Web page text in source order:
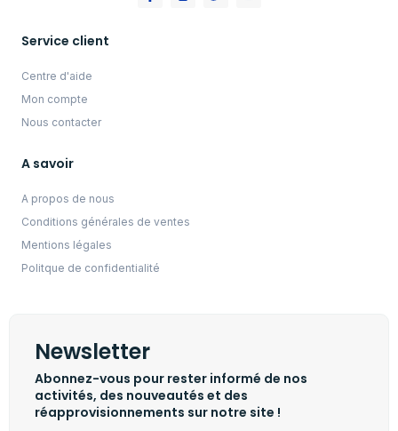
Service client
Centre d'aide
Mon compte
Nous contacter
A savoir
A propos de nous
Conditions générales de ventes
Mentions légales
Politque de confidentialité
Newsletter
Abonnez-vous pour rester informé de nos
activités, des nouveautés et des
réapprovisionnements sur notre site !